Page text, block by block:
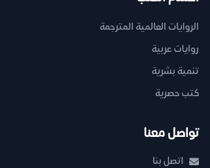
الروايات العالمية المترجمة
روايات عربية
تنمية بشرية
كتب حصرية
تواصل معنا
اتصل بنا